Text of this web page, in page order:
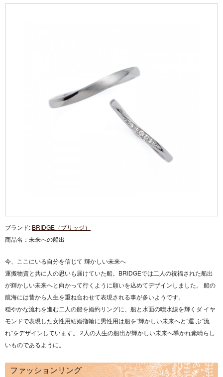
ブランド: BRIDGE（ブリッジ）
商品名： 未来への船出
今、ここにいる自分を信じて 輝かしい未来へ
運搬物資と共に人の思いも届けていた船。BRIDGEでは二人の祝福された船出
が輝かしい未来へと向かって行くように願いを込めてデザインしました。 船の
航海には昔から人生を重ね合わせて表現される事が多いようです。
穏やかな流れを進む二人の船を婚約リングに、船と水面の喫水線を輝くダ イヤ
モンドで表現した女性用結婚指輪に男性用は船を”輝かしい未来へと”運 ぶ”流
れ”をデザインしています。 2人の人生の船出が輝かしい未来へ導かれ素晴らし
いものであるように。
ファッションリング